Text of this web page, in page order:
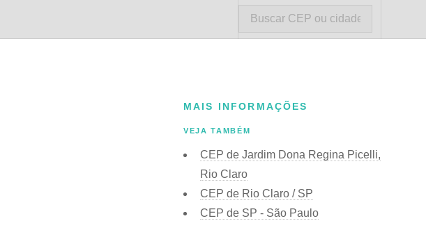
MAIS INFORMAÇÕES
VEJA TAMBÉM
CEP de Jardim Dona Regina Picelli,
Rio Claro
CEP de Rio Claro / SP
CEP de SP - São Paulo